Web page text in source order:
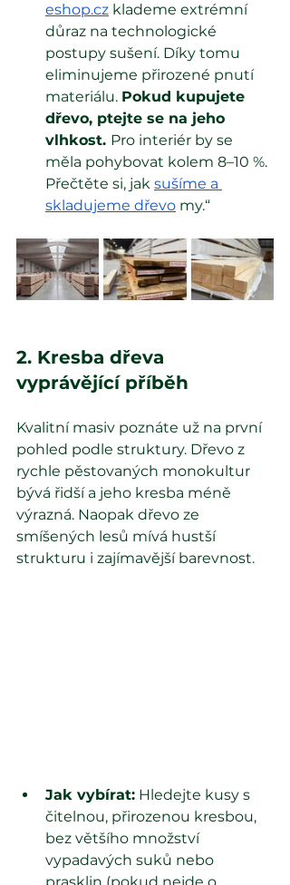
eshop.cz klademe extrémní
důraz na technologické
postupy sušení. Díky tomu
eliminujeme přirozené pnutí
materiálu. Pokud kupujete
dřevo, ptejte se na jeho
vlhkost. Pro interiér by se
měla pohybovat kolem 8–10 %.
Přečtěte si, jak sušíme a
skladujeme dřevo my.“
2. Kresba dřeva
vyprávějící příběh
Kvalitní masiv poznáte už na první
pohled podle struktury. Dřevo z
rychle pěstovaných monokultur
bývá řidší a jeho kresba méně
výrazná. Naopak dřevo ze
smíšených lesů mívá hustší
strukturu i zajímavější barevnost.
Jak vybírat: Hledejte kusy s
čitelnou, přirozenou kresbou,
bez většího množství
vypadavých suků nebo